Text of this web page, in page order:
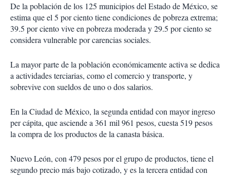
De la población de los 125 municipios del Estado de México, se
estima que el 5 por ciento tiene condiciones de pobreza extrema;
39.5 por ciento vive en pobreza moderada y 29.5 por ciento se
considera vulnerable por carencias sociales.
La mayor parte de la población económicamente activa se dedica
a actividades terciarias, como el comercio y transporte, y
sobrevive con sueldos de uno o dos salarios.
En la Ciudad de México, la segunda entidad con mayor ingreso
per cápita, que asciende a 361 mil 961 pesos, cuesta 519 pesos
la compra de los productos de la canasta básica.
Nuevo León, con 479 pesos por el grupo de productos, tiene el
segundo precio más bajo cotizado, y es la tercera entidad con